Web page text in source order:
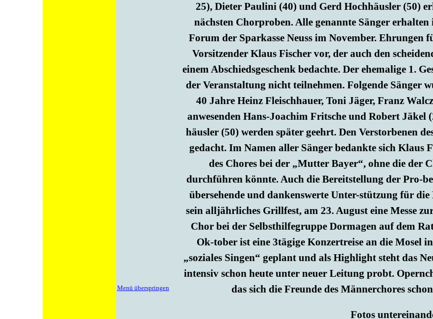
Menü überspringen
25), Dieter Paulini (40) und Gerd Hochhäusler (50)
nächsten Chorproben. Alle genannte Sänger
Forum der Sparkasse Neuss im November. Ehrungen
Vorsitzender Klaus Fischer vor, der auch den
einem Abschiedsgeschenk bedachte. Der ehemalige 1.
der Veranstaltung nicht teilnehmen. Folgende Sänger
40 Jahre Heinz Fleischhauer, Toni Jäger, Franz
anwesenden Hans-Joachim Fritsche und Robert
häusler (50) werden später geehrt. Den Verstorbenen
gedacht. Im Namen aller Sänger bedankte sich Klaus
des Chores bei der „Mutter Bayer“, ohne die der
durchführen könnte. Auch die Bereitstellung der Pro-
übersehende und dankenswerte Unter-stützung für
sein alljährliches Grillfest, am 23. August eine Messe
Chor bei der Selbsthilfegruppe Dormagen auf dem
Ok-tober ist eine 3tägige Konzertreise an die Mosel
„soziales Singen“ geplant und als Highlight steht das
intensiv schon heute unter neuer Leitung probt.
das sich die Freunde des Männerchores
Fotos